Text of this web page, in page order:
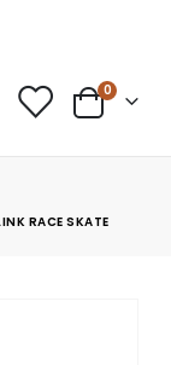
Cart
0prekės
RACE SKATE